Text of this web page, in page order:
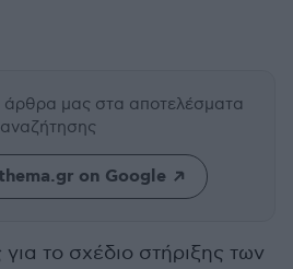
άρθρα μας στα αποτελέσματα
αναζήτησης
on Google
το σχέδιο στήριξης των